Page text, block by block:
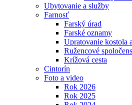
Ubytovanie a služby
Farnosť
Farský úrad
Farské oznamy
Upratovanie kostola
Ružencové
Krížová cesta
Cintorín
Foto a video
Rok 2026
Rok 2025